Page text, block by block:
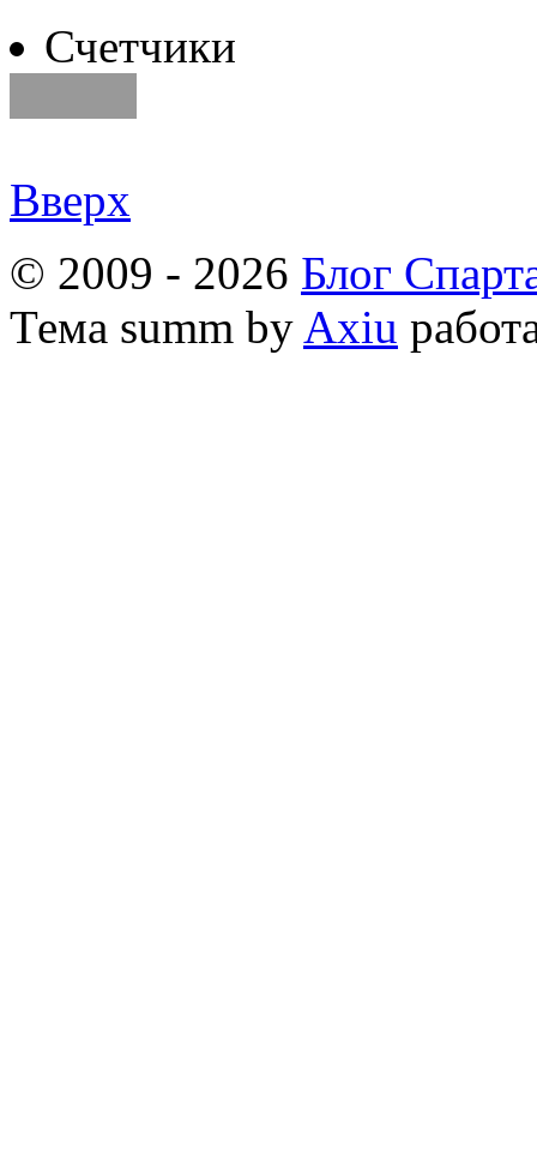
Счетчики
Вверх
© 2009 - 2026 Блог
Тема summ by Axiu